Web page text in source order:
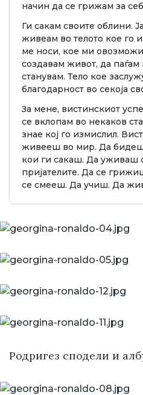
начин да се грижам за
Ги сакам своите облини.
живеам во телото кое го
ме носи, кое ми
создавам живот, да
станувам. Тело кое
благодарност во секоја
За мене, вистинскиот
се вклопам во некаков
знае кој го измислил.
живееш во мир. Да бидеш
кои ги сакаш. Да уживаш
пријателите. Да се
се смееш. Да учиш. Да
Родригез сподели и